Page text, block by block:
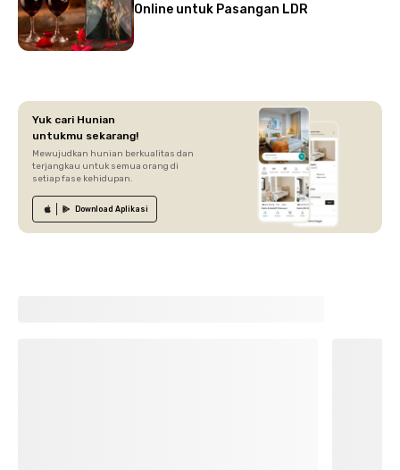
Online untuk Pasangan LDR
Yuk cari Hunian
untukmu sekarang!
Mewujudkan hunian berkualitas dan
terjangkau untuk semua orang di
setiap fase kehidupan.
Download Aplikasi